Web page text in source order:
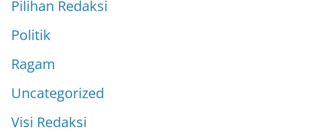
Pilihan Redaksi
Politik
Ragam
Uncategorized
Visi Redaksi